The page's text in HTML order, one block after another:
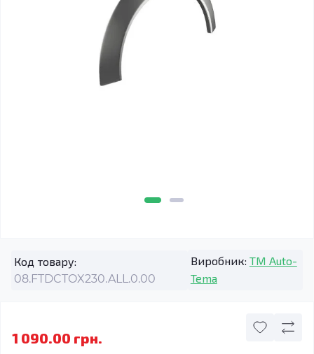
Код товару:
08.FTDCTOX230.ALL.0.00
Виробник: TM Auto-
Tema
1 090.00 грн.